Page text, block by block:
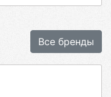
Все бренды